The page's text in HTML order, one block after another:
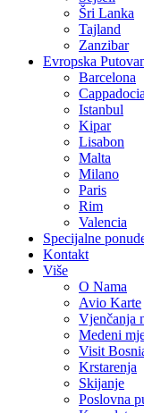
Šri Lanka
Tajland
Zanzibar
Evropska
Barcelona
Cappadocia
Istanbul
Kipar
Lisabon
Malta
Milano
Paris
Rim
Valencia
Specijalne
Kontakt
Više
O Nama
Avio Karte
Vjenčanja
Medeni
Visit
Krstarenja
Skijanje
Poslovna